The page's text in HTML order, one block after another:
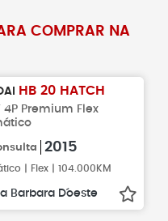
COMPRAR NA
HB 20 HATCH
4P Premium Flex
2015
| Flex | 104.000KM
Barbara D´oeste